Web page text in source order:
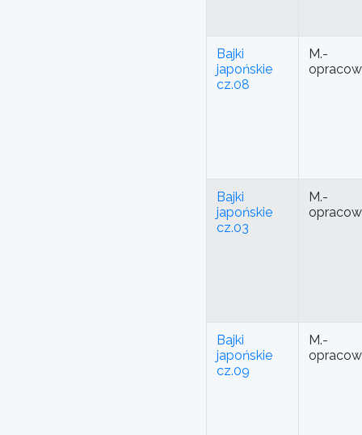
Bajki
japońskie
cz.08
M.-
Bajki
japońskie
cz.03
M.-
Bajki
japońskie
cz.09
M.-